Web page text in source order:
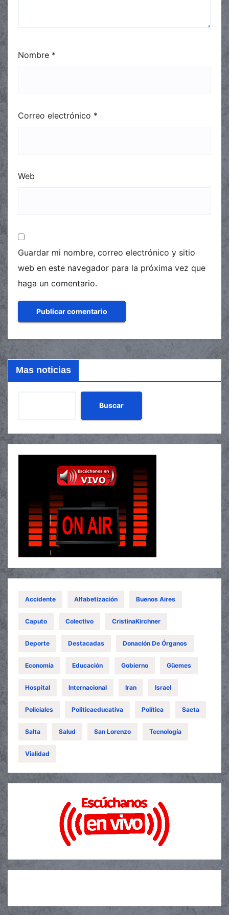
Nombre *
Correo electrónico *
Web
Guardar mi nombre, correo electrónico y sitio
web en este navegador para la próxima vez que
haga un comentario.
Mas noticias
Buscar
Accidente Alfabetización Buenos Aires
Caputo Colectivo CristinaKirchner
Deporte Destacadas Donación De Órganos
Economía Educación Gobierno Güemes
Hospital Internacional Iran Israel
Policiales Politicaeducativa Política Saeta
Salta Salud San Lorenzo Tecnología
Vialidad